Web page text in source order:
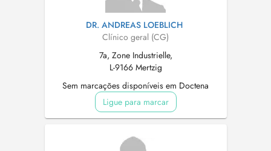
DR. ANDREAS LOEBLICH
Clínico geral (CG)
7a, Zone Industrielle,
L-9166 Mertzig
Sem marcações disponíveis em Doctena
Ligue para marcar